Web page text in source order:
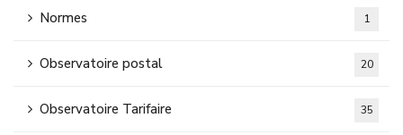
Normes 1
Observatoire postal 20
Observatoire Tarifaire 35